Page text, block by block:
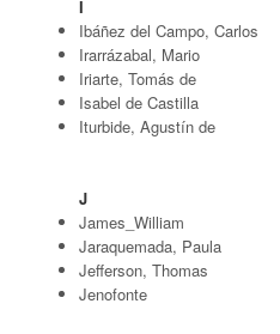
I
Ibáñez del Campo, Carlos
Irarrázabal, Mario
Iriarte, Tomás de
Isabel de Castilla
Iturbide, Agustín de
J
James_William
Jaraquemada, Paula
Jefferson, Thomas
Jenofonte